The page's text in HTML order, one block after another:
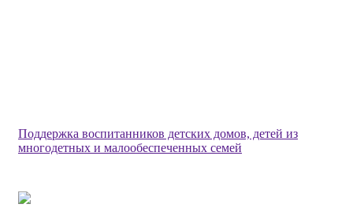
Поддержка воспитанников детских домов, детей из
многодетных и малообеспеченных семей